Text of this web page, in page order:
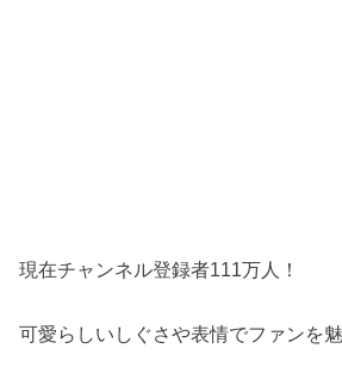
現在チャンネル登録者111万人！
可愛らしいしぐさや表情でファンを